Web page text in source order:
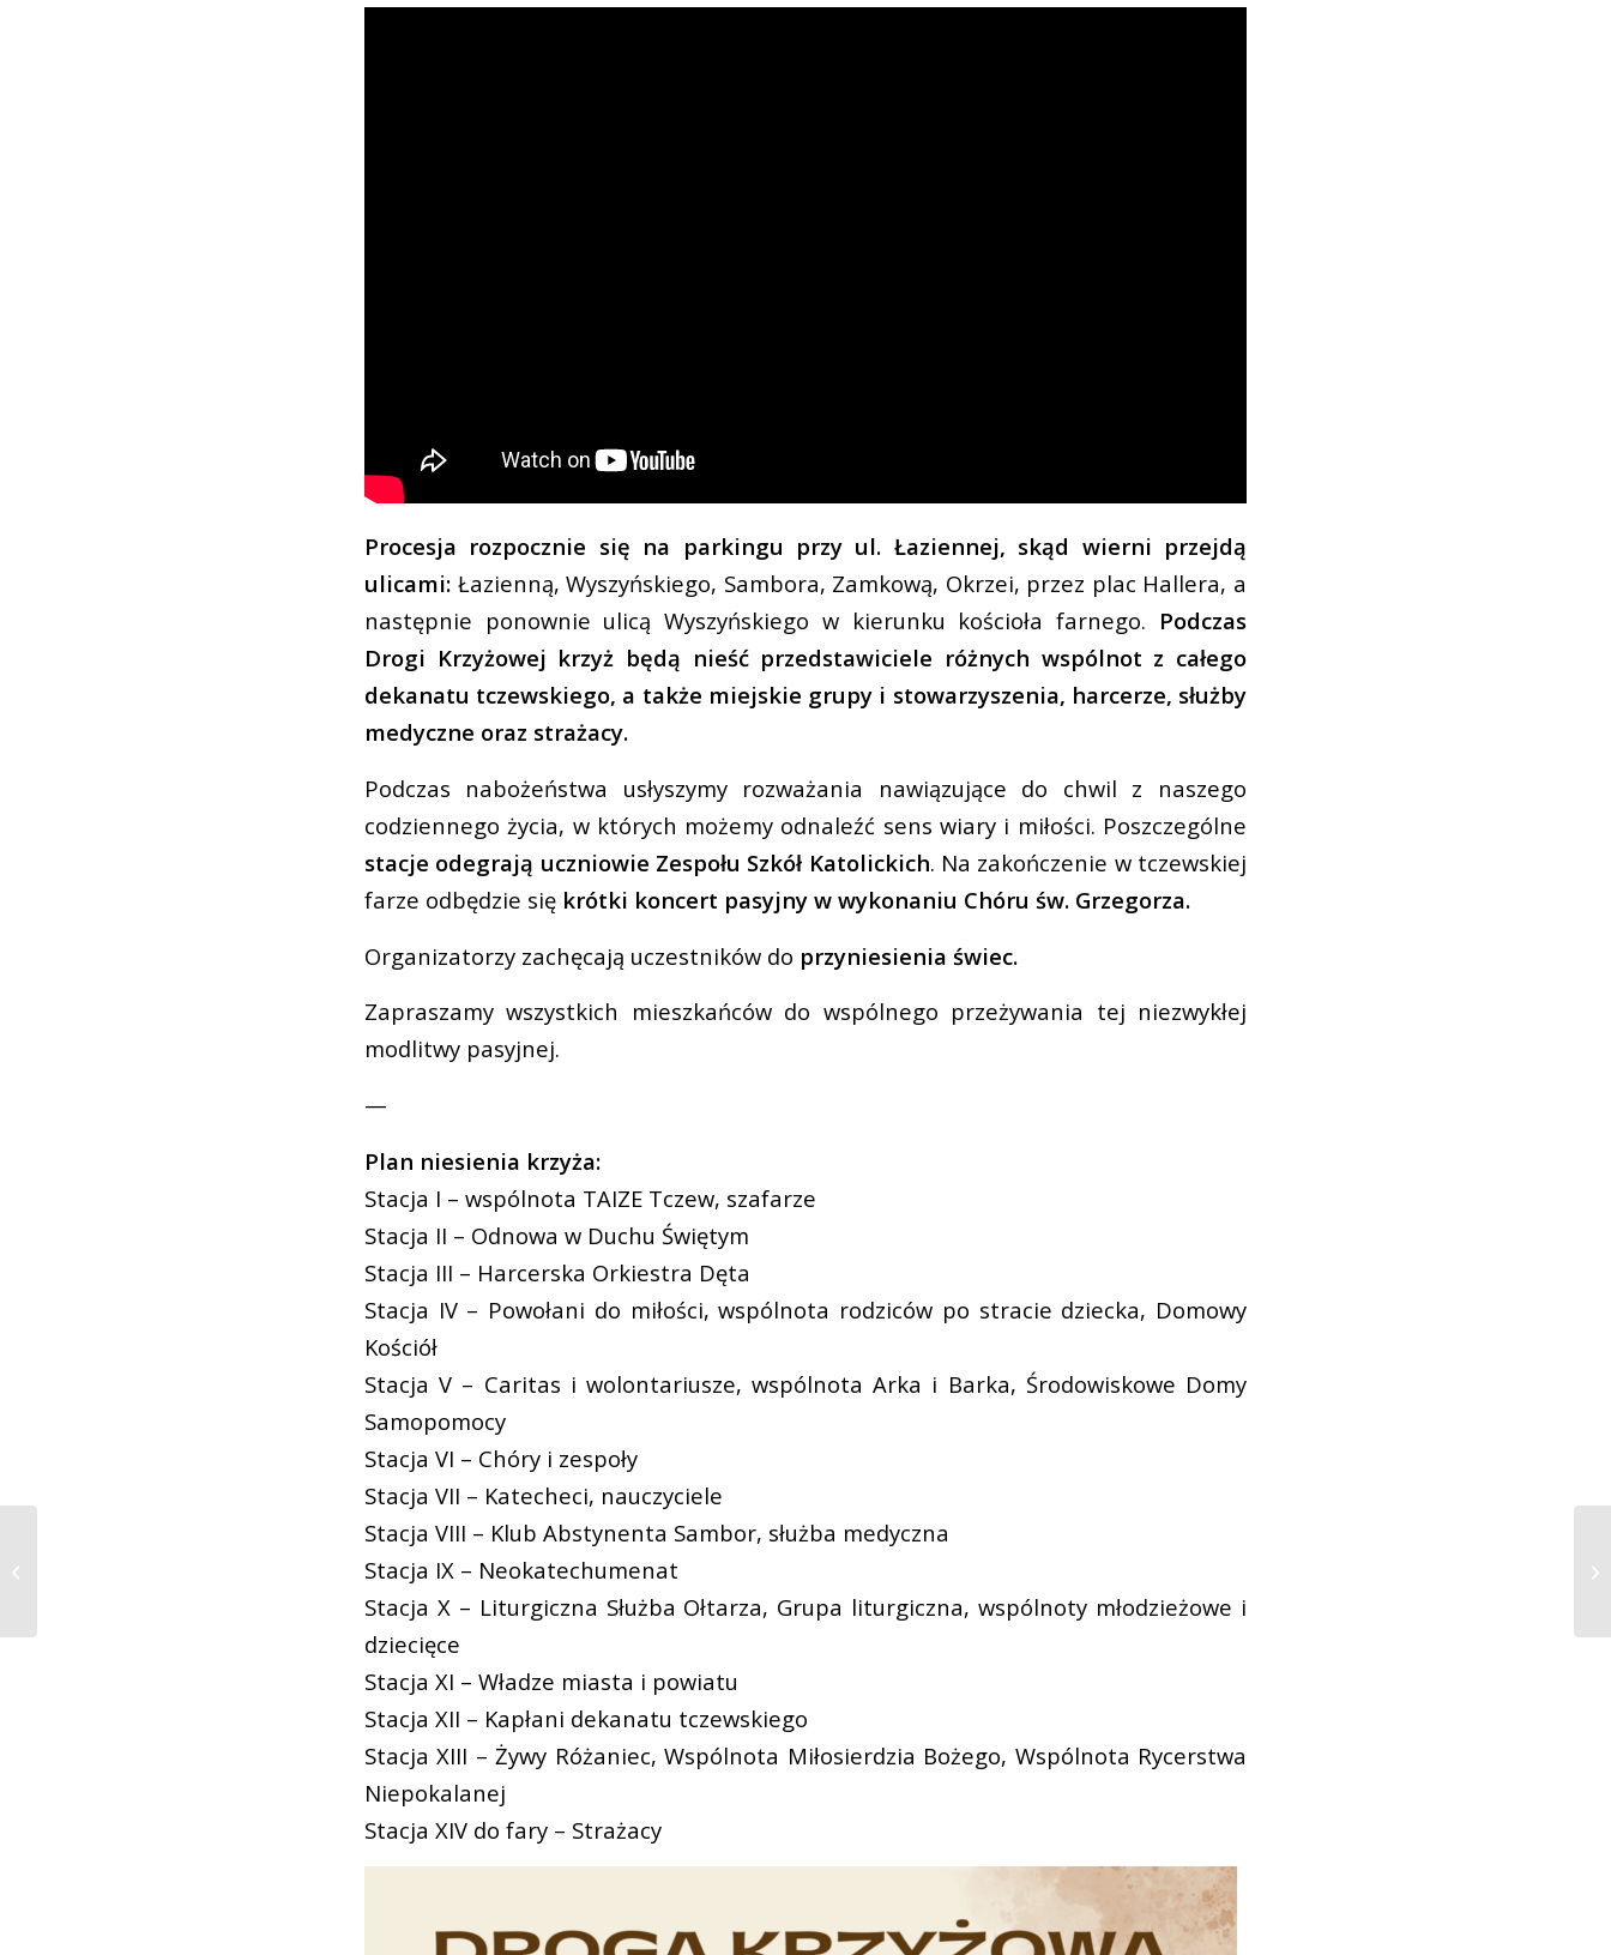
Procesja rozpocznie się na parkingu przy ul. Łaziennej, skąd wierni przejdą
ulicami:Łazienną, Wyszyńskiego, Sambora, Zamkową, Okrzei, przez plac Hallera, a
następnie ponownie ulicą Wyszyńskiego w kierunku kościoła farnego. Podczas
Drogi Krzyżowej krzyż będą nieść przedstawiciele różnych wspólnot z całego
dekanatu tczewskiego, a także miejskie grupy i stowarzyszenia, harcerze, służby
medyczne oraz strażacy.
Podczas nabożeństwa usłyszymy rozważania nawiązujące do chwil z naszego
codziennego życia, w których możemy odnaleźć sens wiary i miłości. Poszczególne
stacje odegrają uczniowie Zespołu Szkół Katolickich. Na zakończenie w tczewskiej
farze odbędzie się krótki koncert pasyjny w wykonaniu Chóru św. Grzegorza.
Organizatorzy zachęcają uczestników do przyniesienia świec.
Zapraszamy wszystkich mieszkańców do wspólnego przeżywania tej niezwykłej
modlitwy pasyjnej.
—
Plan niesienia krzyża:
Stacja I – wspólnota TAIZE Tczew, szafarze
Stacja II – Odnowa w Duchu Świętym
Stacja III – Harcerska Orkiestra Dęta
Stacja IV – Powołani do miłości, wspólnota rodziców po stracie dziecka, Domowy
Kościół
Stacja V – Caritas i wolontariusze, wspólnota Arka i Barka, Środowiskowe Domy
Samopomocy
Stacja VI – Chóry i zespoły
Stacja VII – Katecheci, nauczyciele
Stacja VIII – Klub Abstynenta Sambor, służba medyczna
Stacja IX – Neokatechumenat
Stacja X – Liturgiczna Służba Ołtarza, Grupa liturgiczna, wspólnoty młodzieżowe i
dziecięce
Stacja XI – Władze miasta i powiatu
Stacja XII – Kapłani dekanatu tczewskiego
Stacja XIII – Żywy Różaniec, Wspólnota Miłosierdzia Bożego, Wspólnota Rycerstwa
Niepokalanej
Stacja XIV do fary – Strażacy